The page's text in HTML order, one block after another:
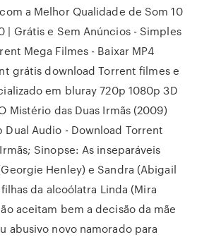
a Melhor Qualidade de Som 10
| Grátis e Sem Anúncios - Simples
Mega Filmes - Baixar MP4
grátis download Torrent filmes e
em bluray 720p 1080p 3D
Mistério das Duas Irmãs (2009)
Dual Audio - Download Torrent
Sinopse: As inseparáveis
Henley) e Sandra (Abigail
da alcoólatra Linda (Mira
aceitam bem a decisão da mãe
abusivo novo namorado para